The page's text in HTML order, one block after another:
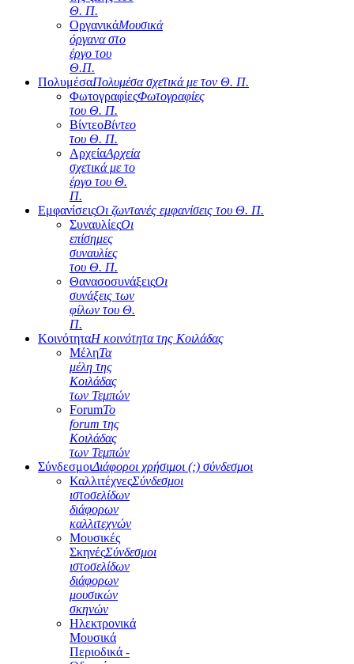
Θ. Π.
ΟργανικάΜουσικά
όργανα στο
έργο του
Θ.Π.
ΠολυμέσαΠολυμέσα σχετικά με τον Θ. Π.
ΦωτογραφίεςΦωτογραφίες
του Θ. Π.
ΒίντεοΒίντεο
του Θ. Π.
ΑρχείαΑρχεία
σχετικά με το
έργο του Θ.
Π.
ΕμφανίσειςΟι ζωντανές εμφανίσεις του Θ. Π.
ΣυναυλίεςΟι
επίσημες
συναυλίες
του Θ. Π.
ΘανασοσυνάξειςΟι
συνάξεις των
φίλων του Θ.
Π.
ΚοινότηταΗ κοινότητα της Κοιλάδας
ΜέληΤα
μέλη της
Κοιλάδας
των Τεμπών
ForumΤο
forum της
Κοιλάδας
των Τεμπών
ΣύνδεσμοιΔιάφοροι χρήσιμοι (;) σύνδεσμοι
ΚαλλιτέχνεςΣύνδεσμοι
ιστοσελίδων
διάφορων
καλλιτεχνών
Μουσικές
ΣκηνέςΣύνδεσμοι
ιστοσελίδων
διάφορων
μουσικών
σκηνών
Ηλεκτρονικά
Μουσικά
Περιοδικά -